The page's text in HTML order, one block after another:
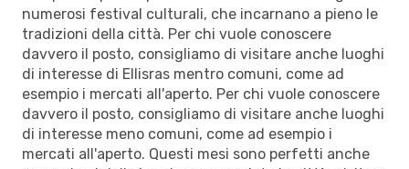
numerosi festival culturali, che incarnano a pieno le
tradizioni della città. Per chi vuole conoscere
davvero il posto, consigliamo di visitare anche luoghi
di interesse di Ellisras mentro comuni, come ad
esempio i mercati all'aperto. Per chi vuole conoscere
davvero il posto, consigliamo di visitare anche luoghi
di interesse meno comuni, come ad esempio i
mercati all'aperto. Questi mesi sono perfetti anche